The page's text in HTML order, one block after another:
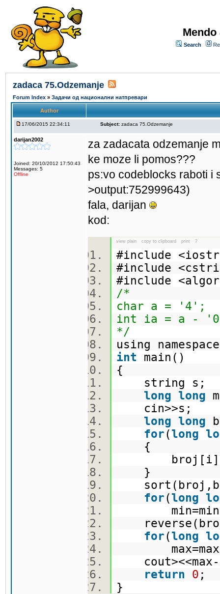
Search
zadaca 75.Odzemanje
Forum Index » Задачи од национални натпревари
Author
17/06/2015 22:34:11 Subject: zadaca 75.Odzemanje
darijan2002
Joined: 20/10/2012 17:50:43
Messages: 5
Offline
za zadacata odzemanje
ke moze li pomos???
ps:vo codeblocks raboti i
>output:752999643)
fala, darijan
kod:
view plain copy to clipboard print ?
#include
#include
#include
/*
char a = '4';
int ia = a -
*/
using
int main()
{
string s;
long
long
cin>>s;
long
long
for(long
{
}
for(long
for(long
return
0 ;
}